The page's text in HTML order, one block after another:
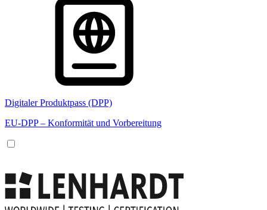
Digitaler Produktpass (DPP)
EU-DPP – Konformität und Vorbereitung